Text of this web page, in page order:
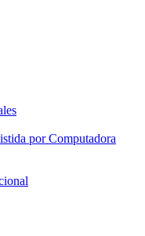
por Computadora